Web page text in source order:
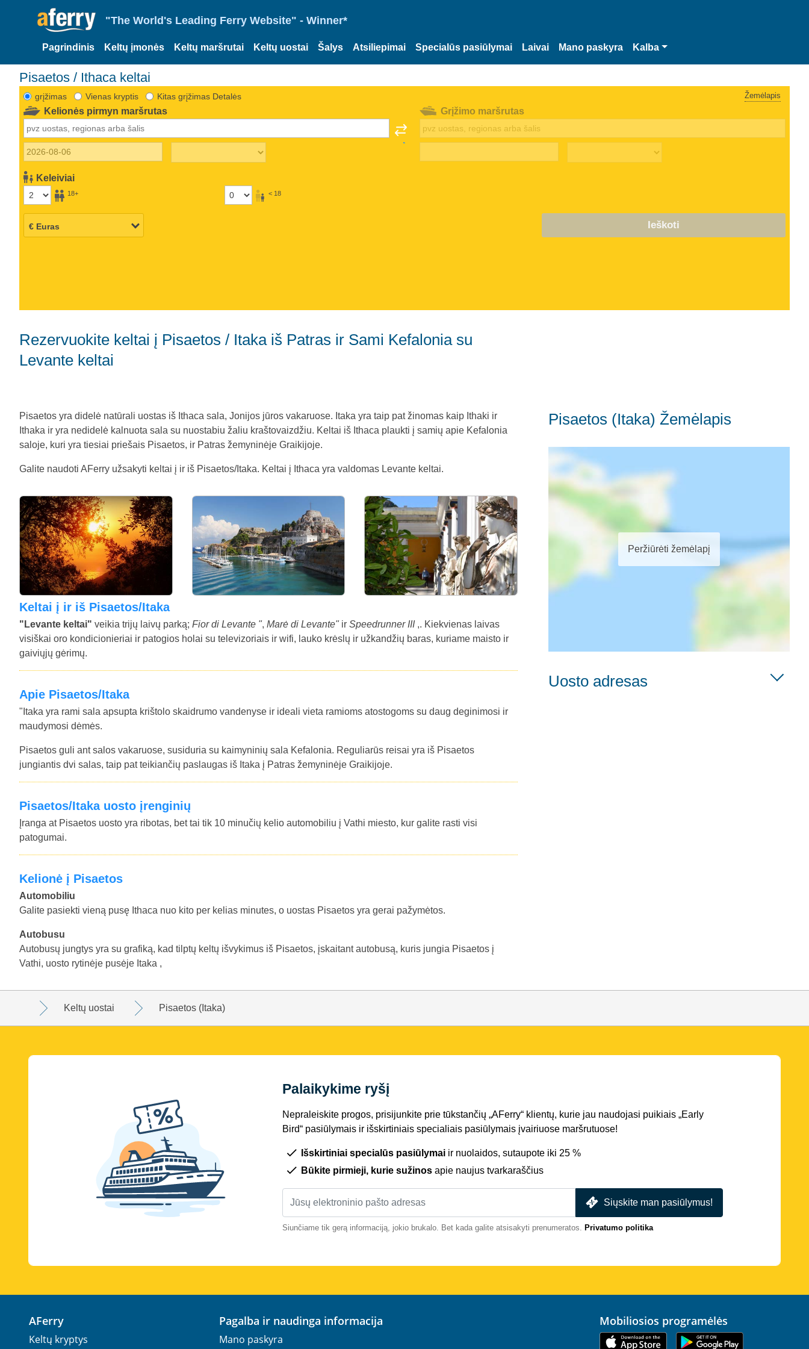
"The World's Leading Ferry Website" - Winner*
Pagrindinis Keltų įmonės Keltų maršrutai Keltų uostai Šalys Atsiliepimai Specialūs pasiūlymai Laivai Mano paskyra Kalba
Pisaetos / Ithaca keltai
grįžimas Vienas kryptis Kitas grįžimas Detalės Žemėlapis
Kelionės pirmyn maršrutas
Keleiviai
18+ < 18
Grįžimo maršrutas
Ieškoti
Rezervuokite keltai į Pisaetos / Itaka iš Patras ir Sami Kefalonia su
Levante keltai
Pisaetos yra didelė natūrali uostas iš Ithaca sala, Jonijos jūros vakaruose. Itaka yra taip pat žinomas kaip Ithaki ir
Ithaka ir yra nedidelė kalnuota sala su nuostabiu žaliu kraštovaizdžiu. Keltai iš Ithaca plaukti į samių apie Kefalonia
saloje, kuri yra tiesiai priešais Pisaetos, ir Patras žemyninėje Graikijoje.
Galite naudoti AFerry užsakyti keltai į ir iš Pisaetos/Itaka. Keltai į Ithaca yra valdomas Levante keltai.
Keltai į ir iš Pisaetos/Itaka
"Levante keltai" veikia trijų laivų parką; Fior di Levante ", Marė di Levante" ir Speedrunner III ,. Kiekvienas laivas
visiškai oro kondicionieriai ir patogios holai su televizoriais ir wifi, lauko krėslų ir užkandžių baras, kuriame maisto ir
gaiviųjų gėrimų.
Apie Pisaetos/Itaka
"Itaka yra rami sala apsupta krištolo skaidrumo vandenyse ir ideali vieta ramioms atostogoms su daug deginimosi ir
maudymosi dėmės.
Pisaetos guli ant salos vakaruose, susiduria su kaimyninių sala Kefalonia. Reguliarūs reisai yra iš Pisaetos
jungiantis dvi salas, taip pat teikiančių paslaugas iš Itaka į Patras žemyninėje Graikijoje.
Pisaetos/Itaka uosto įrenginių
Įranga at Pisaetos uosto yra ribotas, bet tai tik 10 minučių kelio automobiliu į Vathi miesto, kur galite rasti visi
patogumai.
Kelionė į Pisaetos
Automobiliu
Galite pasiekti vieną pusę Ithaca nuo kito per kelias minutes, o uostas Pisaetos yra gerai pažymėtos.
Autobusu
Autobusų jungtys yra su grafiką, kad tilptų keltų išvykimus iš Pisaetos, įskaitant autobusą, kuris jungia Pisaetos į
Vathi, uosto rytinėje pusėje Itaka ,
Pisaetos (Itaka) Žemėlapis
Peržiūrėti žemėlapį
Uosto adresas
Keltų uostai Pisaetos (Itaka)
Palaikykime ryšį
Nepraleiskite progos, prisijunkite prie tūkstančių „AFerry“ klientų, kurie jau naudojasi puikiais „Early
Bird“ pasiūlymais ir išskirtiniais specialiais pasiūlymais įvairiuose maršrutuose!
Išskirtiniai specialūs pasiūlymai ir nuolaidos, sutaupote iki 25 %
Būkite pirmieji, kurie sužinos apie naujus tvarkaraščius
Siųskite man pasiūlymus!
Siunčiame tik gerą informaciją, jokio brukalo. Bet kada galite atsisakyti prenumeratos. Privatumo politika
AFerry
Keltų kryptys
Pagalba ir naudinga informacija
Mano paskyra
Mobiliosios programėlės